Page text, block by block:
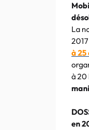
La
2017
à 25
à 20
en